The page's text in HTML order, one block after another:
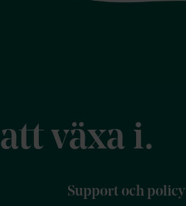
växa i.
Support och policy